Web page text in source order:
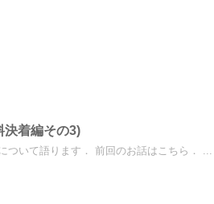
決着編その3)
ついて語ります． 前回のお話はこちら． ...